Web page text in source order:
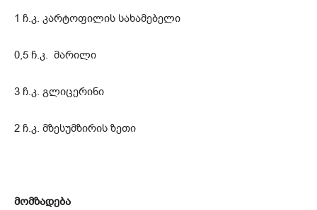
1 ჩ.კ. კარტოფილის სახამებელი
0,5 ჩ.კ. მარილი
3 ჩ.კ. გლიცერინი
2 ჩ.კ. მზესუმზირის ზეთი
მომზადება